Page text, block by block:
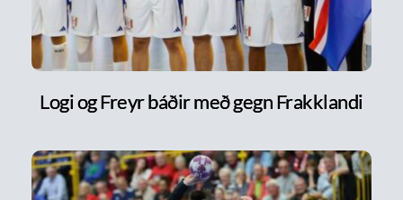
Logi og Freyr báðir með gegn Frakklandi